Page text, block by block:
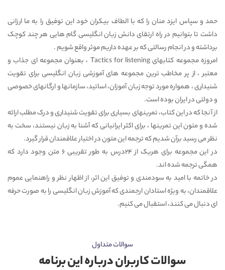
حمد و سپاس ایزد منان را که با الطاف بیکران خود این توفیق را به ما ارزانی
داشت تا بتوانیم در راه ارتقای دانش زبان انگلیسی گام هایی هر چند کوچک
برداشته و در انجام رسالتی که بر عهده داریم موثر واقع شویم .
امروزه مجموعه کتابهای Tactics for listening ، بعنوان مجموعه ای جذاب و
معتبر ، از پر مخاطب ترین مجموعه های آموزشی زبان انگلیسی برای تقویت
شنیداری ، همواره مورد توجه زبان آموزان، اساتید، سازمانها و ارگانهای خصوصی
و دولتی در ایران بوده است.
از آنجا که در این کتاب، تمرینهای بسیاری برای تقویت شنیداری و درک مطلب ارائه
شده و متون این تمرینها ، برای اکثر ایرانیانی که آشنا به زبان نیستند، سخت به
نظر می رسید برآن شدیم که ترجمه این متون در اختیار علاقمندان قرار گیرد.
در این مجموعه برای هریک از 24درس به طور تقریبی 6 متن وجود دارد که
همگی ترجمه شده اند.
در خاتمه با امید به سودمندی و توفیق این اثر، از اظهار نظر و راهنمایی عموم
علاقمندان، به ویژه استادان ارجمندی که آموزش زبان انگلیسی را به صورت حرفه
ای دنبال می کنند، استقبال می کنیم.
سوالات متداول
سوالات کاربران درباره این برنامه